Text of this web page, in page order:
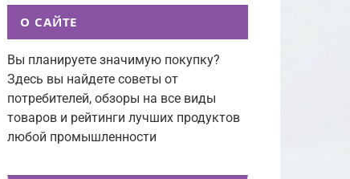
О САЙТЕ
Вы планируете значимую покупку?
Здесь вы найдете советы от
потребителей, обзоры на все виды
товаров и рейтинги лучших продуктов
любой промышленности